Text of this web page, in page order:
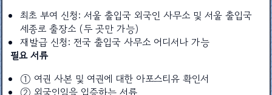
최초 부여 신청: 서울 출입국 외국인 사무소 및 서울 출입국
세종로 출장소 (두 곳만 가능)
재발급 신청: 전국 출입국 사무소 어디서나 가능
필요 서류
① 여권 사본 및 여권에 대한 아포스티유 확인서
② 외국인임을 입증하는 서류